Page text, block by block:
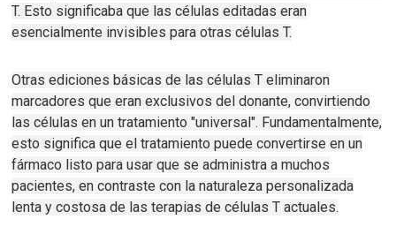
T. Esto significaba que las células editadas eran
esencialmente invisibles para otras células T.
Otras ediciones básicas de las células T eliminaron
marcadores que eran exclusivos del donante, convirtiendo
las células en un tratamiento "universal". Fundamentalmente,
esto significa que el tratamiento puede convertirse en un
fármaco listo para usar que se administra a muchos
pacientes, en contraste con la naturaleza personalizada
lenta y costosa de las terapias de células T actuales.